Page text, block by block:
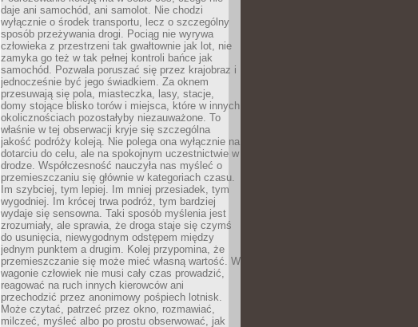
daje ani samochód, ani samolot. Nie chodzi
wyłącznie o środek transportu, lecz o szczególny
sposób przeżywania drogi. Pociąg nie wyrywa
człowieka z przestrzeni tak gwałtownie jak lot, nie
zamyka go też w tak pełnej kontroli bańce jak
samochód. Pozwala poruszać się przez krajobraz i
jednocześnie być jego świadkiem. Za oknem
przesuwają się pola, miasteczka, lasy, stacje,
domy stojące blisko torów i miejsca, które w innych
okolicznościach pozostałyby niezauważone. To
właśnie w tej obserwacji kryje się szczególna
jakość podróży koleją. Nie polega ona wyłącznie na
dotarciu do celu, ale na spokojnym uczestnictwie w
drodze. Współczesność nauczyła nas myśleć o
przemieszczaniu się głównie w kategoriach czasu.
Im szybciej, tym lepiej. Im mniej przesiadek, tym
wygodniej. Im krócej trwa podróż, tym bardziej
wydaje się sensowna. Taki sposób myślenia jest
zrozumiały, ale sprawia, że droga staje się czymś
do usunięcia, niewygodnym odstępem między
jednym punktem a drugim. Kolej przypomina, że
przemieszczanie się może mieć własną wartość. W
wagonie człowiek nie musi cały czas prowadzić,
reagować na ruch innych kierowców ani
przechodzić przez anonimowy pośpiech lotnisk.
Może czytać, patrzeć przez okno, rozmawiać,
milczeć, myśleć albo po prostu obserwować, jak